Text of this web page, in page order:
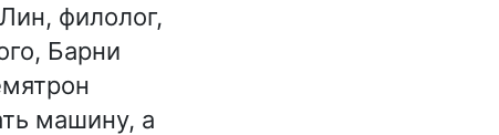
филолог,
Барни
машину, а